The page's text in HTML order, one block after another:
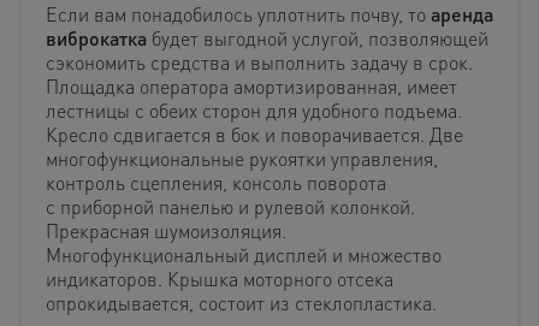
Если вам понадобилось уплотнить почву, тоаренда
виброкатка будет выгодной услугой, позволяющей
сэкономить средства и выполнить задачу в срок.
Площадка оператора амортизированная, имеет
лестницы с обеих сторон для удобного подъема.
Кресло сдвигается в бок и поворачивается. Две
многофункциональные рукоятки управления,
контроль сцепления, консоль поворота
с приборной панелью и рулевой колонкой.
Прекрасная шумоизоляция.
Многофункциональный дисплей и множество
индикаторов. Крышка моторного отсека
опрокидывается, состоит из стеклопластика.